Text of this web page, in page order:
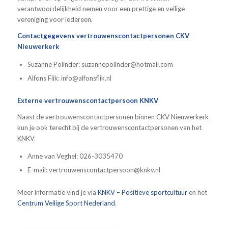
verantwoordelijkheid nemen voor een prettige en veilige
vereniging voor iedereen.
Contactgegevens vertrouwenscontactpersonen CKV
Nieuwerkerk
Suzanne Polinder: suzannepolinder@hotmail.com
Alfons Flik: info@alfonsflik.nl
Externe vertrouwenscontactpersoon KNKV
Naast de vertrouwenscontactpersonen binnen CKV Nieuwerkerk
kun je ook terecht bij de vertrouwenscontactpersonen van het
KNKV.
Anne van Veghel: 026-3035470
E-mail: vertrouwenscontactpersoon@knkv.nl
Meer informatie vind je via KNKV – Positieve sportcultuuren het
Centrum Veilige Sport Nederland.